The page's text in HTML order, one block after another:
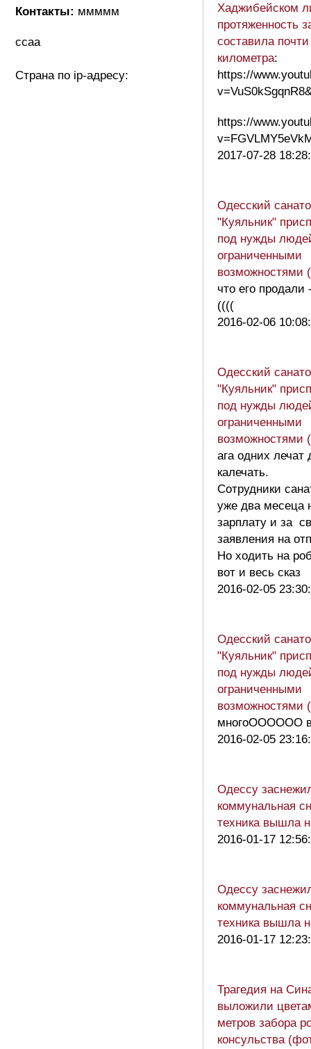
Контакты: ммммм
ссаа
Страна по ip-адресу:
Хаджибейском
протяженность
составила
километра:
https://
https://
2017-07-28
Одесский
"Куяльник"
под нужды
ограниченными
возможностями
что его
((((
2016-02-06
Одесский
"Куяльник"
под нужды
ограниченными
возможностями
ага одних лечат
калечать.
Сотрудники
уже два месеца
зарплату и за
заявления на
Но ходить на
вот и весь сказ
2016-02-05
Одесский
"Куяльник"
под нужды
ограниченными
возможностями
многоОООООО
2016-02-05
Одессу
коммунальная
техника вышла
2016-01-17
Одессу
коммунальная
техника вышла
2016-01-17
Трагедия на
выложили
метров забора
консульства